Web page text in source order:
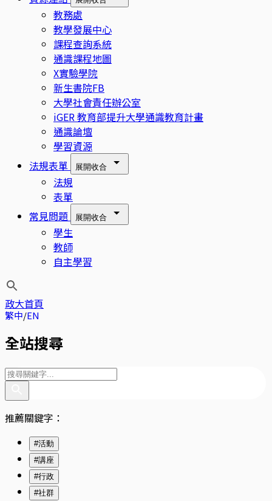
教務處
教學發展中心
課程查詢系統
通識課程地圖
X實驗學院
新生書院FB
大學社會責任辦公室
iGER 教育部提升大學通識教育計畫
通識論壇
學習資源
法規表單
展開收合
法規
表單
常見問題
展開收合
學生
教師
自主學習
政大首頁
繁中 EN
全站搜尋
推薦關鍵字：
#活動
#講座
#行政
#社群